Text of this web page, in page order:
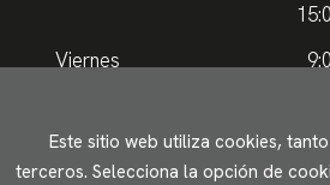
Viernes
Horario de verano
Este sitio web utiliza cookies,
terceros. Selecciona la opción de